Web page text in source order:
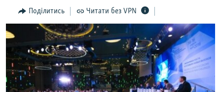
Перейти
до
пошуку
ПОГЛЯД
ІНТЕРВ'Ю
ВСЕ ЗА ДЕНЬ
СПЕЦПРОЕКТИ
ДЕПОРТАЦІЯ
ЯК ОБІЙТИ БЛОКУВАННЯ
Поділитись Читати без VPN